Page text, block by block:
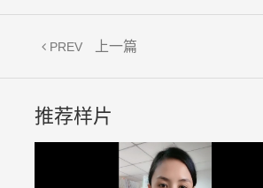
PREV 上一篇
推荐样片